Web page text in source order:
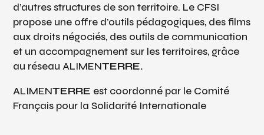
d’autres structures de son territoire. Le CFSI
propose une offre d’outils pédagogiques, des films
aux droits négociés, des outils de communication
et un accompagnement sur les territoires, grâce
au réseau ALIMENTERRE.
ALIMENTERRE est coordonné par le Comité
Français pour la Solidarité Internationale